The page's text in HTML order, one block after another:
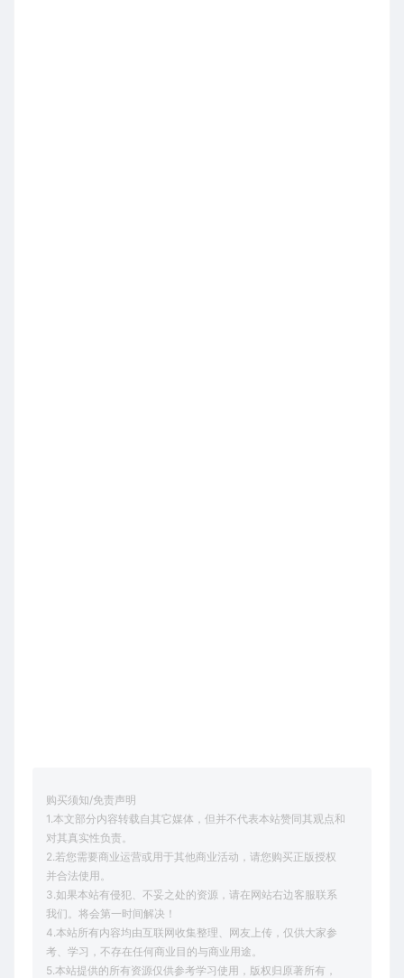
购买须知/免责声明
1.本文部分内容转载自其它媒体，但并不代表本站赞同其观点和
对其真实性负责。
2.若您需要商业运营或用于其他商业活动，请您购买正版授权
并合法使用。
3.如果本站有侵犯、不妥之处的资源，请在网站右边客服联系
我们。将会第一时间解决！
4.本站所有内容均由互联网收集整理、网友上传，仅供大家参
考、学习，不存在任何商业目的与商业用途。
5.本站提供的所有资源仅供参考学习使用，版权归原著所有，